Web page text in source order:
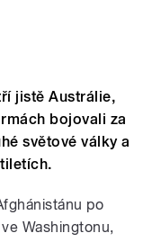
jistě Austrálie,
bojovali za
světové války a
po
Washingtonu,